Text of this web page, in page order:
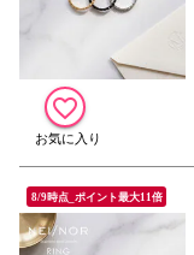
8/9時点_ポイント最大11倍